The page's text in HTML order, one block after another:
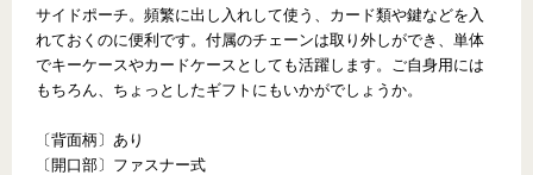
サイドポーチ。頻繁に出し入れして使う、カード類や鍵などを入
れておくのに便利です。付属のチェーンは取り外しができ、単体
でキーケースやカードケースとしても活躍します。ご自身用には
もちろん、ちょっとしたギフトにもいかがでしょうか。
〔背面柄〕あり
〔開口部〕ファスナー式